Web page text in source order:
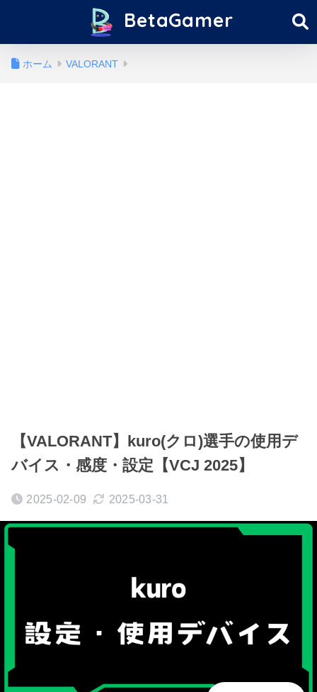
BetaGamer
ホーム VALORANT
【VALORANT】kuro(クロ)選手の使用デ
バイス・感度・設定【VCJ 2025】
2025-02-09 2025-03-31